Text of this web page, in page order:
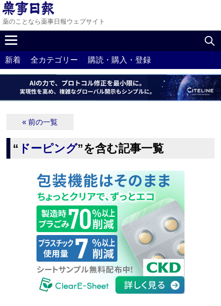
薬のことなら薬事日報ウェブサイト
新着 全カテゴリー 購読・購入・登録
« 前の一覧
“ ドーピング”を含む記事一覧